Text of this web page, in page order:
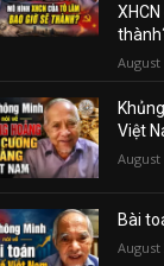
August
Việt
August
Bài
August